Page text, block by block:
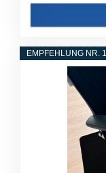
EMPFEHLUNG NR.